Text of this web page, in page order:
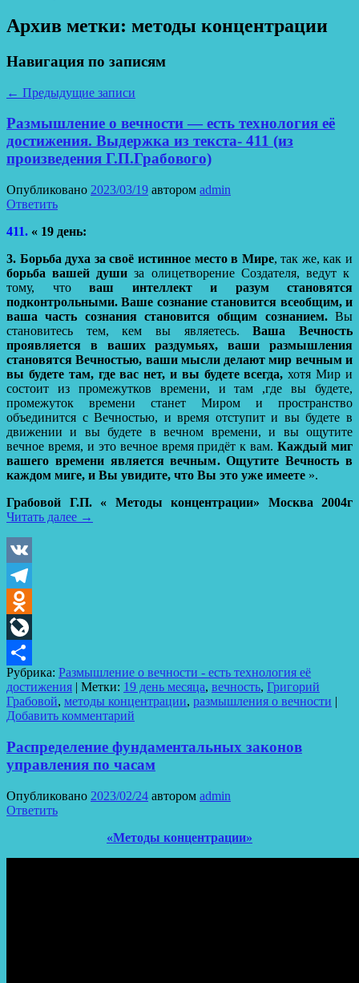
Архив метки: методы концентрации
Навигация по записям
← Предыдущие записи
Размышление о вечности — есть технология её
достижения. Выдержка из текста- 411 (из
произведения Г.П.Грабового)
Опубликовано 2023/03/19 автором admin
Ответить
411. « 19 день:
3. Борьба духа за своё истинное место в Мире, так же, как и
борьба вашей души за олицетворение Создателя, ведут к
тому, что ваш интеллект и разум становятся
подконтрольными. Ваше сознание становится всеобщим, и
ваша часть сознания становится общим сознанием.Вы
становитесь тем, кем вы являетесь. Ваша Вечность
проявляется в ваших раздумьях, ваши размышления
становятся Вечностью, ваши мысли делают мир вечным и
вы будете там, где вас нет, и вы будете всегда, хотя Мир и
состоит из промежутков времени, и там ,где вы будете,
промежуток времени станет Миром и пространство
объединится с Вечностью, и время отступит и вы будете в
движении и вы будете в вечном времени, и вы ощутите
вечное время, и это вечное время придёт к вам.Каждый миг
вашего времени является вечным. Ощутите Вечность в
каждом миге, и Вы увидите, что Вы это уже имеете ».
Грабовой Г.П. « Методы концентрации» Москва 2004г
Читать далее →
VK
Telegram
Odnoklassniki
LiveJournal
Отправить
Рубрика: Размышление о вечности - есть технология её
достижения | Метки: 19 день месяца, вечность, Григорий
Грабовой, методы концентрации, размышления о вечности |
Добавить комментарий
Распределение фундаментальных законов
управления по часам
Опубликовано 2023/02/24 автором admin
Ответить
«Методы концентрации»